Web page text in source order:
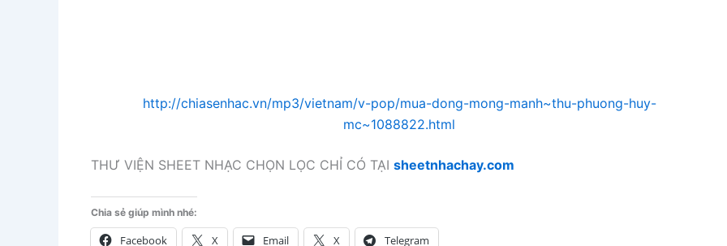
http://chiasenhac.vn/mp3/vietnam/v-pop/mua-dong-mong-manh~thu-phuong-huy-
mc~1088822.html
THƯ VIỆN SHEET NHẠC CHỌN LỌC CHỈ CÓ TẠI sheetnhachay.com
Chia sẻ giúp mình nhé:
Facebook X Email X Telegram